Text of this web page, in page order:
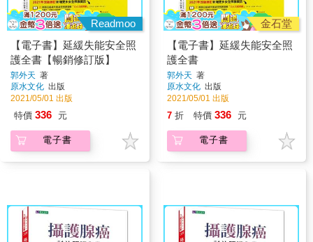
Readmoo
【電子書】延緩失能安全照
護全書【暢銷修訂版】
郭外天 著
原水文化 出版
2021/05/01 出版
特價 336 元
電子書
金石堂
【電子書】延緩失能安全照
護全書
郭外天 著
原水文化 出版
2021/05/01 出版
7 折 特價 336 元
電子書